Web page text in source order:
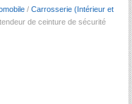
/ Carrosserie (Intérieur et
de ceinture de sécurité